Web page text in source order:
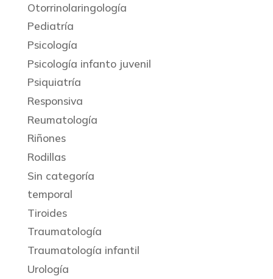
Otorrinolaringología
Pediatría
Psicología
Psicología infanto juvenil
Psiquiatría
Responsiva
Reumatología
Riñones
Rodillas
Sin categoría
temporal
Tiroides
Traumatología
Traumatología infantil
Urología